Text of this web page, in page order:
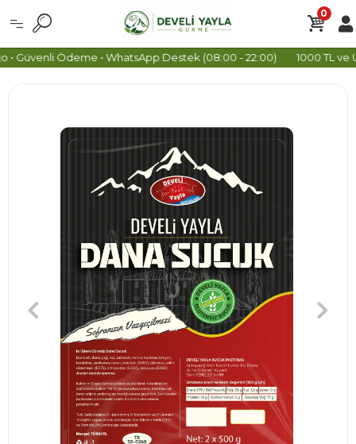
Güvenli Ödeme • WhatsApp Destek (08:00 - 22:00) 1000 TL ve
0